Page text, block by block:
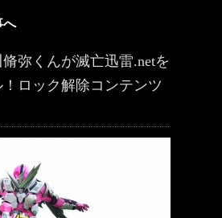
へ
弥くんが滅亡迅雷.netを
ロック解除コンテンツ